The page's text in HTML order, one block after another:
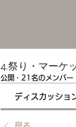
4.祭り・マーケ
公開 · 21名のメンバー
ディスカッショ